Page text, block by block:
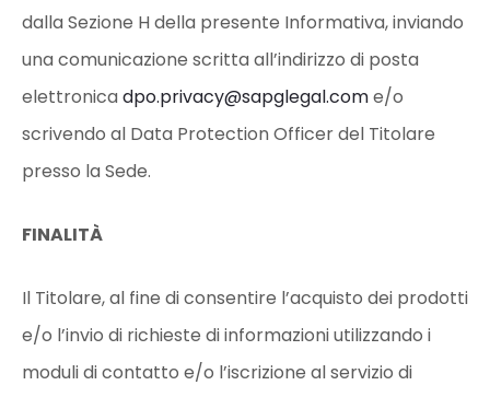
dalla Sezione H della presente Informativa, inviando
una comunicazione scritta all’indirizzo di posta
elettronica dpo.privacy@sapglegal.come/o
scrivendo al Data Protection Officer del Titolare
presso la Sede.
FINALITÀ
Il Titolare, al fine di consentire l’acquisto dei prodotti
e/o l’invio di richieste di informazioni utilizzando i
moduli di contatto e/o l’iscrizione al servizio di